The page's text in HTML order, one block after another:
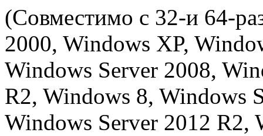
(Совместимо с 32-и 64-
2000, Windows XP,
Windows Server 2008,
R2, Windows 8, Windows
Windows Server 2012 R2,